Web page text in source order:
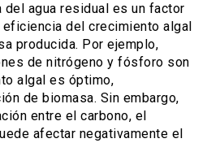
agua residual es un factor
del crecimiento algal
producida. Por ejemplo,
de nitrógeno y fósforo son
algal es óptimo,
de biomasa. Sin embargo,
entre el carbono, el
afectar negativamente el